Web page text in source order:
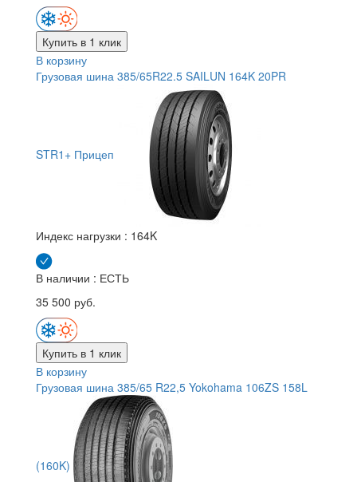
Купить в 1 клик
В корзину
Грузовая шина 385/65R22.5 SAILUN 164K 20PR
STR1+ Прицеп
Индекс нагрузки : 164K
В наличии : ЕСТЬ
35 500 руб.
Купить в 1 клик
В корзину
Грузовая шина 385/65 R22,5 Yokohama 106ZS 158L
(160K)